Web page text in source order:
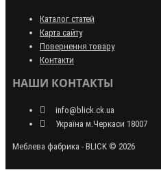
Каталог статей
Карта сайту
Повернення товару
Контакти
НАШИ КОНТАКТЫ
info@blick.ck.ua
Україна м.Черкаси 18007
Меблева фабрика - BLICK © 2026